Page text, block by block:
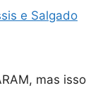
e Salgado
mas isso